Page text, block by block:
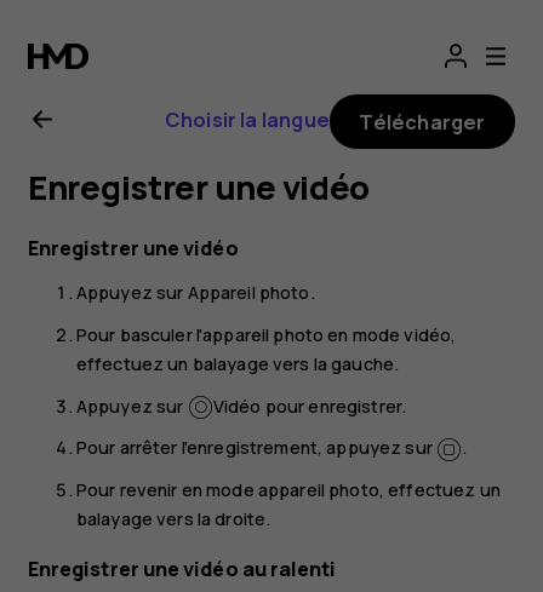
Guide
de
l'utilisateur
Nokia
2.1
Choisir la langue Télécharger
Enregistrer une vidéo
Enregistrer une vidéo
Appuyez sur Appareil photo.
Pour basculer l'appareil photo en mode vidéo,
effectuez un balayage vers la gauche.
Appuyez sur
Vidéo pour enregistrer.
Pour arrêter l'enregistrement, appuyez sur
.
Pour revenir en mode appareil photo, effectuez un
balayage vers la droite.
Enregistrer une vidéo au ralenti